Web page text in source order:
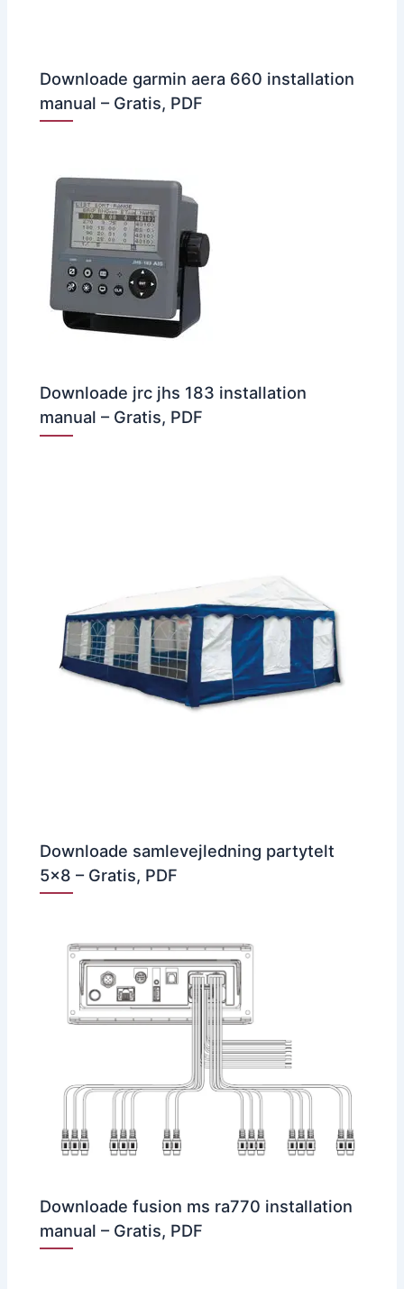
Downloade garmin aera 660 installation
manual – Gratis, PDF
Downloade jrc jhs 183 installation
manual – Gratis, PDF
Downloade samlevejledning partytelt
5×8 – Gratis, PDF
Downloade fusion ms ra770 installation
manual – Gratis, PDF